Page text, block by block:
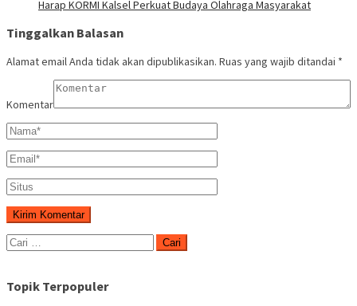
Harap KORMI Kalsel Perkuat Budaya Olahraga Masyarakat
Tinggalkan Balasan
Alamat email Anda tidak akan dipublikasikan. Ruas yang wajib ditandai *
Komentar
Cari
untuk:
Topik Terpopuler